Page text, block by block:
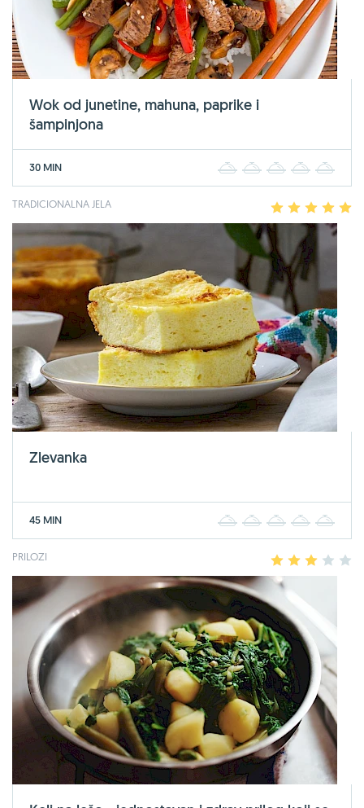
Wok od junetine, mahuna, paprike i
šampinjona
30 MIN 2 3 4
TRADICIONALNA JELA 2 3 4
Zlevanka
45 MIN 2 3 4
PRILOZI 2 3 4